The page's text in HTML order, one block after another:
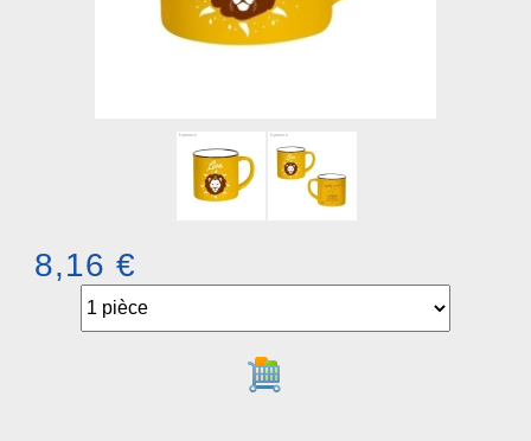
8,16 €
Ajouter au panier